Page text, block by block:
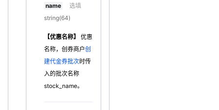
name
选填
string(64)
【优惠名称】
优惠
名称，创券商户创
建代金券批次时传
入的批次名称
stock_name。